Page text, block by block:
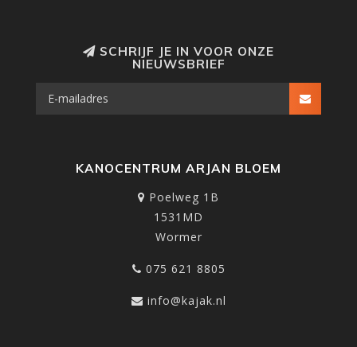
SCHRIJF JE IN VOOR ONZE
NIEUWSBRIEF
KANOCENTRUM ARJAN BLOEM
Poelweg 1B
1531MD
Wormer
075 621 8805
info@kajak.nl